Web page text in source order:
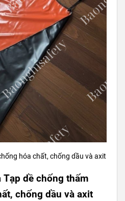
hóa chất, chống dầu và axit
Tạp dề chống thấm
chống dầu và axit